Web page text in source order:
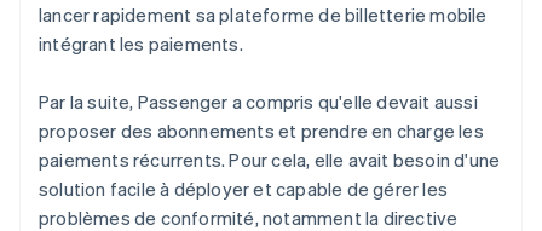
lancer rapidement sa plateforme de billetterie mobile
intégrant les paiements.
Par la suite, Passenger a compris qu'elle devait aussi
proposer des abonnements et prendre en charge les
paiements récurrents. Pour cela, elle avait besoin d'une
solution facile à déployer et capable de gérer les
problèmes de conformité, notamment la directive